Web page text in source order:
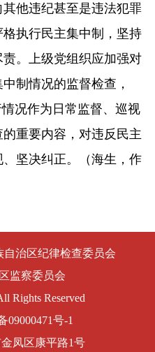
他违纪甚至是违法犯罪
执行民主集中制，坚持
。上级党组织应加强对
制情况的监督检查，
况作为日常监督、巡视
重要内容，对违反民主
坚决纠正。（海生，作
治区纪律检查委员会
监察委员会
Rights Reserved
09000471号-1
凤区康平路1号